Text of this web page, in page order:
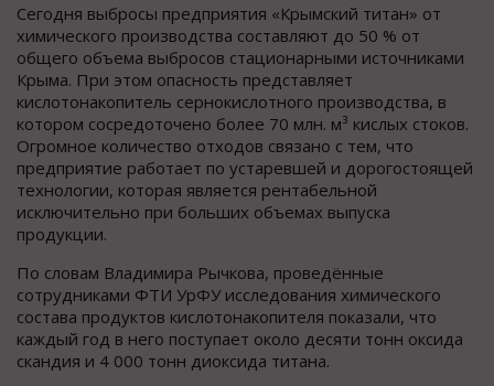
Сегодня выбросы предприятия «Крымский титан» от
химического производства составляют до 50 % от
общего объема выбросов стационарными источниками
Крыма. При этом опасность представляет
кислотонакопитель сернокислотного производства, в
котором сосредоточено более 70 млн. м³ кислых стоков.
Огромное количество отходов связано с тем, что
предприятие работает по устаревшей и дорогостоящей
технологии, которая является рентабельной
исключительно при больших объемах выпуска
продукции.
По словам Владимира Рычкова, проведённые
сотрудниками ФТИ УрФУ исследования химического
состава продуктов кислотонакопителя показали, что
каждый год в него поступает около десяти тонн оксида
скандия и 4 000 тонн диоксида титана.